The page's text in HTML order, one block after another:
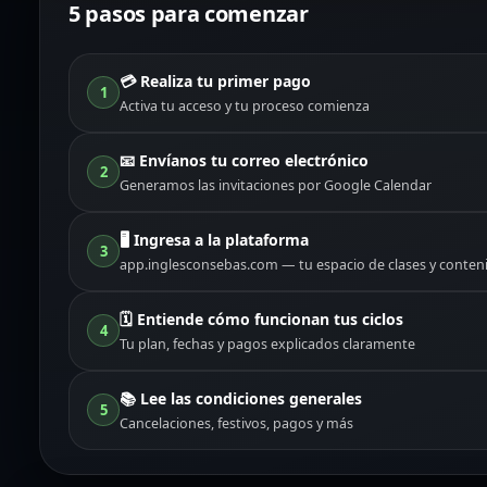
5 pasos para comenzar
1
💳 Realiza tu primer pago
Activa tu acceso y tu proceso comienza
2
📧 Envíanos tu correo electrónico
Generamos las invitaciones por Google Calendar
3
🖥️ Ingresa a la plataforma
app.inglesconsebas.com — tu espacio de clases y
4
🗓️ Entiende cómo funcionan tus ciclos
Tu plan, fechas y pagos explicados claramente
5
📚 Lee las condiciones generales
Cancelaciones, festivos, pagos y más